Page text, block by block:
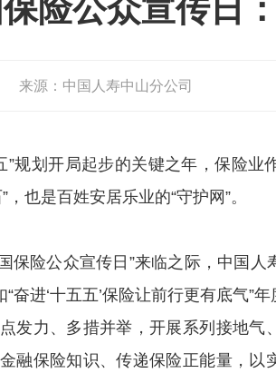
保险公众宣传日
来源：中国人寿中山分公司
”规划开局起步的关键之年，保险
也是百姓安居乐业的“守护网”。
保险公众宣传日”来临之际，中国
“奋进‘十五五’保险让前行更有底气”
发力、多措并举，开展系列接地气
融保险知识、传递保险正能量，以